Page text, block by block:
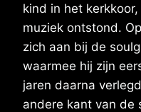
kind in het
muziek ontstond.
zich aan bij de
waarmee hij zijn
jaren daarna
andere kant van de